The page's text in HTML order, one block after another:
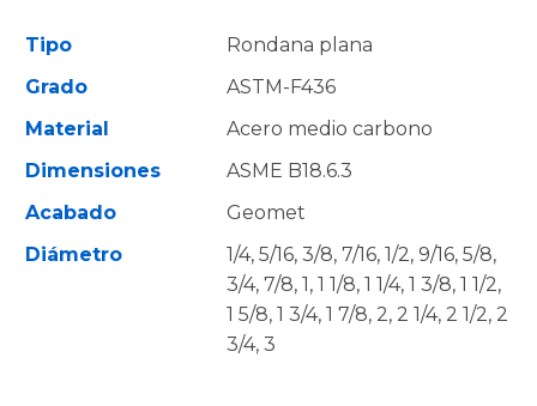
Tipo
Rondana plana
Grado
ASTM-F436
Material
Acero medio carbono
Dimensiones
ASME B18.6.3
Acabado
Geomet
Diámetro
1/4, 5/16, 3/8, 7/16, 1/2, 9/16, 5/8,
3/4, 7/8, 1, 1 1/8, 1 1/4, 1 3/8, 1 1/2,
1 5/8, 1 3/4, 1 7/8, 2, 2 1/4, 2 1/2, 2
3/4, 3